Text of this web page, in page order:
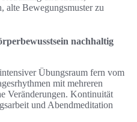
alte Bewegungsmuster zu
nachhaltig
Übungsraum fern vom
mit mehreren
Veränderungen. Kontinuität
und Abendmeditation